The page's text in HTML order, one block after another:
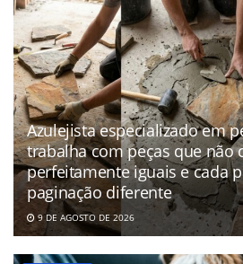
Azulejista especializado em
trabalha com peças que não
perfeitamente iguais e cada
paginação diferente
9 DE AGOSTO DE 2026